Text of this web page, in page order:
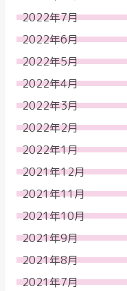
2022年7月
2022年6月
2022年5月
2022年4月
2022年3月
2022年2月
2022年1月
2021年12月
2021年11月
2021年10月
2021年9月
2021年8月
2021年7月